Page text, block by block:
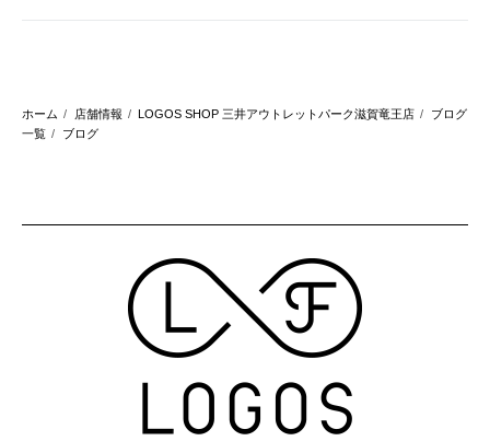
ホーム 店舗情報 LOGOS SHOP 三井アウトレットパーク滋賀竜王店
ブログ
一覧
ブログ